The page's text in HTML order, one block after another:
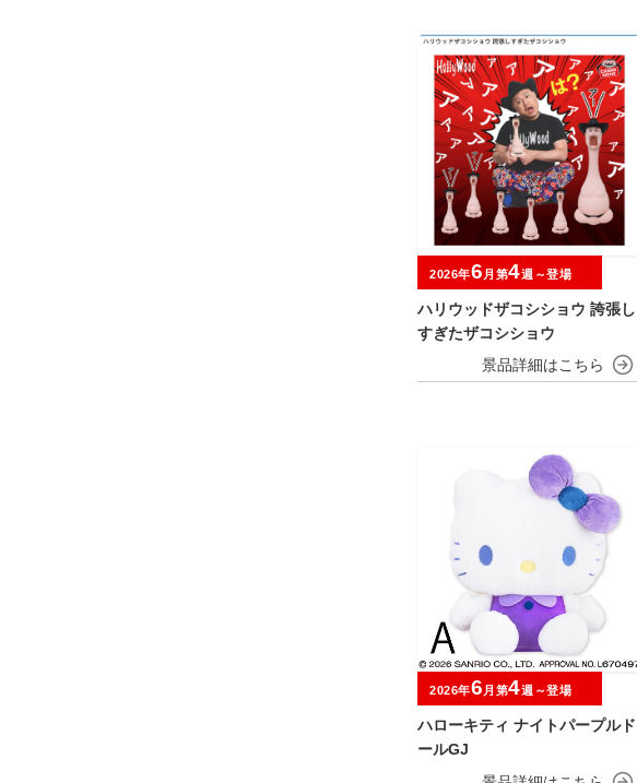
ハリウッドザコシショウ 誇張し
すぎたザコシショウ
2026年6 月第4週～登場
ハローキティ ナイトパープルド
ールGJ
2026年6 月第4週～登場